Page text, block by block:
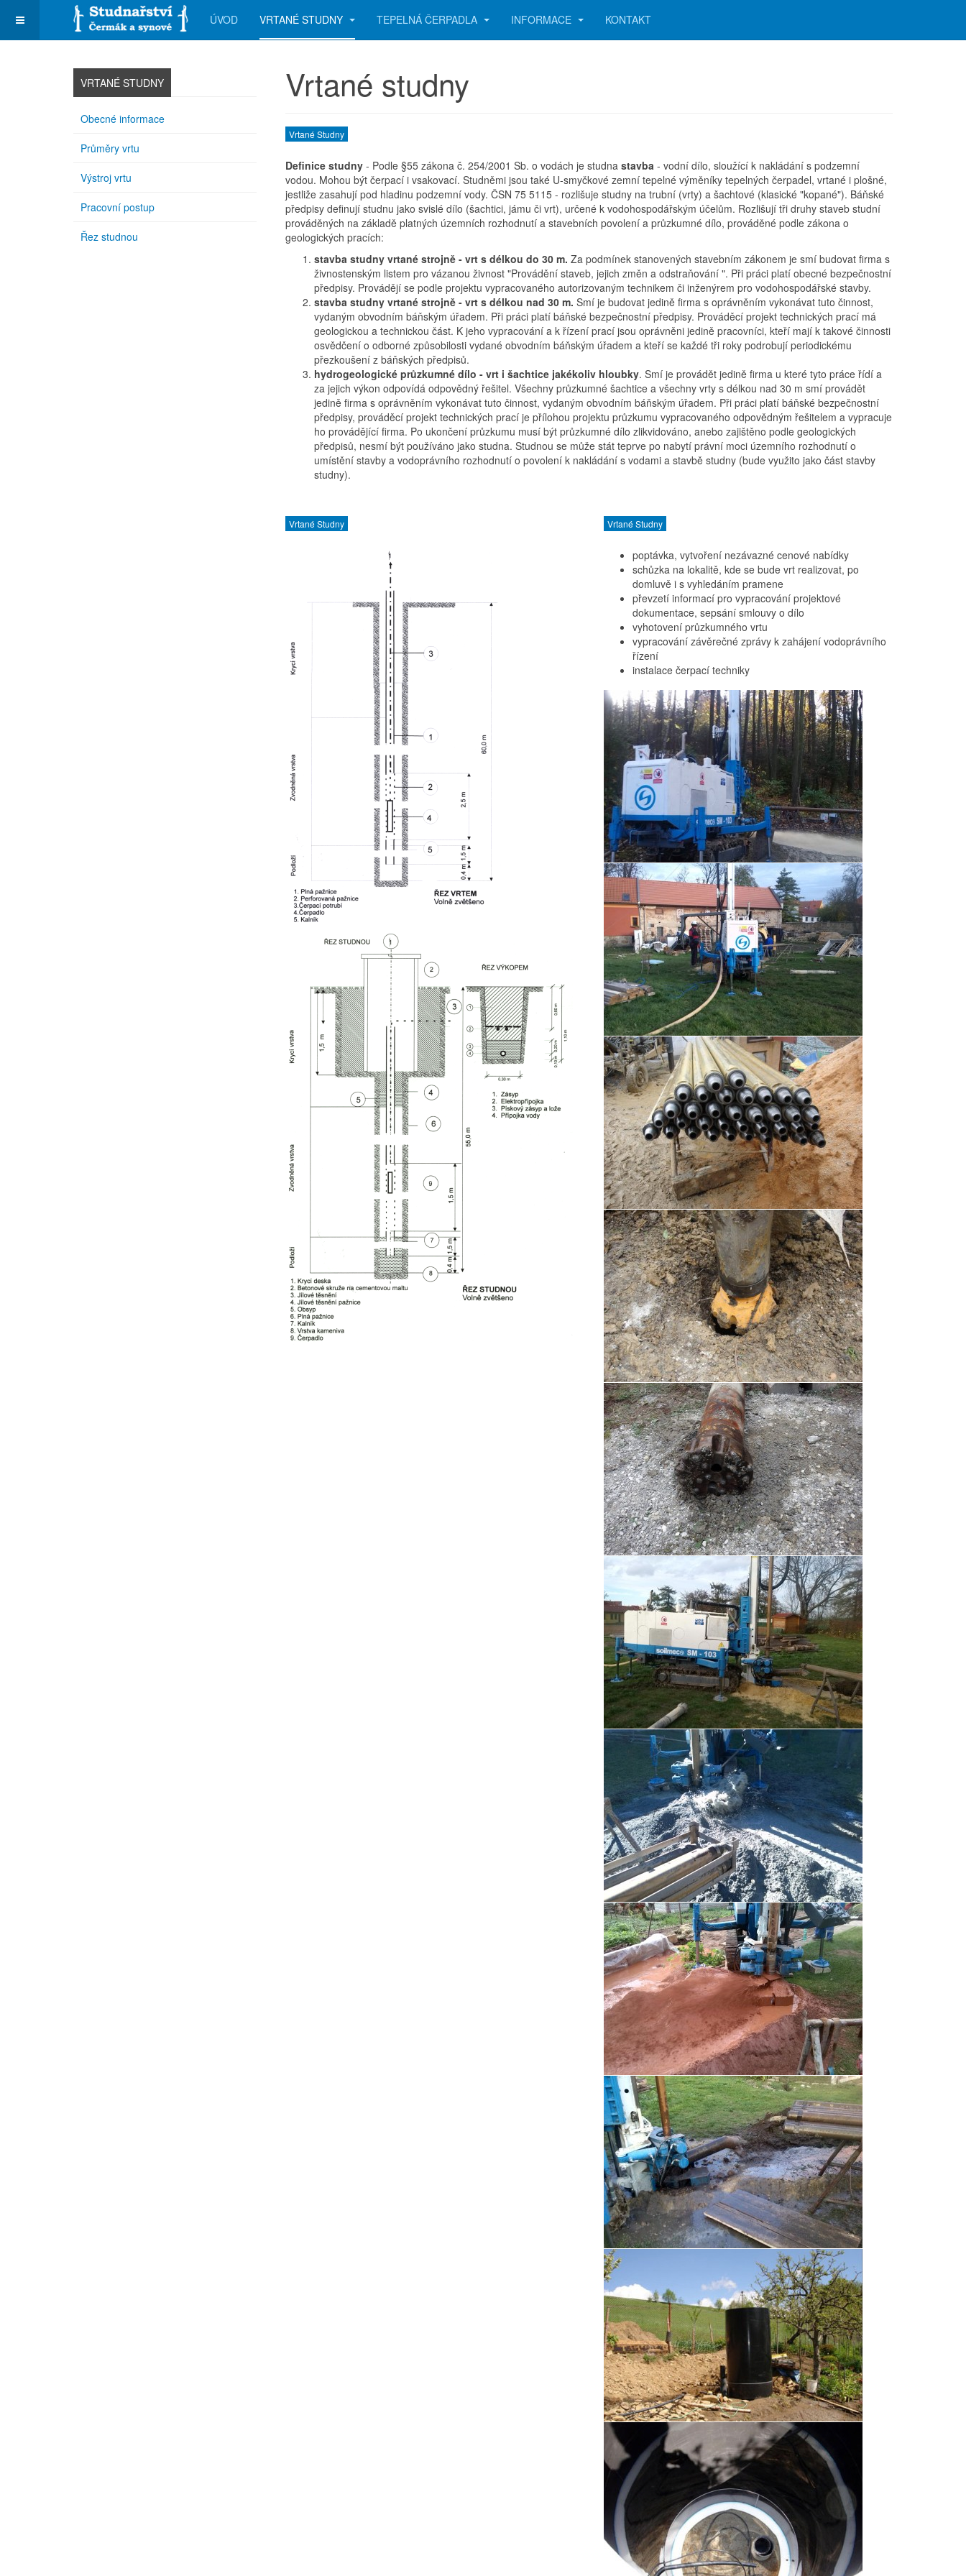
ÚVOD VRTANÉ STUDNY TEPELNÁ ČERPADLA INFORMACE KONTAKT
Vrtané studny
Vrtané Studny
Definice studny - Podle §55 zákona č. 254/2001 Sb. o vodách je studna stavba - vodní dílo, sloužící k nakládání s podzemní
vodou. Mohou být čerpací i vsakovací. Studněmi jsou také U-smyčkové zemní tepelné výměníky tepelných čerpadel, vrtané i plošné,
jestliže zasahují pod hladinu podzemní vody. ČSN 75 5115 - rozlišuje studny na trubní (vrty) a šachtové (klasické "kopané"). Báňské
předpisy definují studnu jako svislé dílo (šachtici, jámu či vrt), určené k vodohospodářským účelům. Rozlišují tři druhy staveb studní
prováděných na základě platných územních rozhodnutí a stavebních povolení a průzkumné dílo, prováděné podle zákona o
geologických pracích:
stavba studny vrtané strojně - vrt s délkou do 30 m. Za podmínek stanovených stavebním zákonem je smí budovat firma s
živnostenským listem pro vázanou živnost "Provádění staveb, jejich změn a odstraňování ". Při práci platí obecné bezpečnostní
předpisy. Provádějí se podle projektu vypracovaného autorizovaným technikem či inženýrem pro vodohospodářské stavby.
stavba studny vrtané strojně - vrt s délkou nad 30 m. Smí je budovat jedině firma s oprávněním vykonávat tuto činnost,
vydaným obvodním báňským úřadem. Při práci platí báňské bezpečnostní předpisy. Prováděcí projekt technických prací má
geologickou a technickou část. K jeho vypracování a k řízení prací jsou oprávněni jedině pracovníci, kteří mají k takové činnosti
osvědčení o odborné způsobilosti vydané obvodním báňským úřadem a kteří se každé tři roky podrobují periodickému
přezkoušení z báňských předpisů.
hydrogeologické průzkumné dílo - vrt i šachtice jakékoliv hloubky. Smí je provádět jedině firma u které tyto práce řídí a
za jejich výkon odpovídá odpovědný řešitel. Všechny průzkumné šachtice a všechny vrty s délkou nad 30 m smí provádět
jedině firma s oprávněním vykonávat tuto činnost, vydaným obvodním báňským úřadem. Při práci platí báňské bezpečnostní
předpisy, prováděcí projekt technických prací je přílohou projektu průzkumu vypracovaného odpovědným řešitelem a vypracuje
ho provádějící firma. Po ukončení průzkumu musí být průzkumné dílo zlikvidováno, anebo zajištěno podle geologických
předpisů, nesmí být používáno jako studna. Studnou se může stát teprve po nabytí právní moci územního rozhodnutí o
umístění stavby a vodoprávního rozhodnutí o povolení k nakládání s vodami a stavbě studny (bude využito jako část stavby
studny).
Vrtané Studny Vrtané Studny
poptávka, vytvoření nezávazné cenové nabídky
schůzka na lokalitě, kde se bude vrt realizovat, po
domluvě i s vyhledáním pramene
převzetí informací pro vypracování projektové
dokumentace, sepsání smlouvy o dílo
vyhotovení průzkumného vrtu
vypracování závěrečné zprávy k zahájení vodoprávního
řízení
instalace čerpací techniky
VRTANÉ STUDNY
Obecné informace
Průměry vrtu
Výstroj vrtu
Pracovní postup
Řez studnou